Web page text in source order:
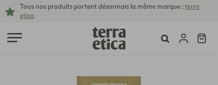
Tous nos produits portent désormais la même marque :terra
etica